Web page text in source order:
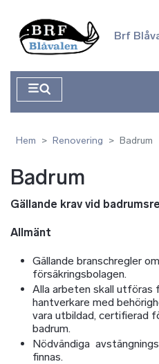
Brf
Hem Renovering Badrum
Badrum
Gällande krav vid
Allmänt
Gällande branschregler
försäkringsbolagen.
Alla arbeten skall utföras
hantverkare med
vara utbildad, certifierad
badrum.
Nödvändiga
finnas.